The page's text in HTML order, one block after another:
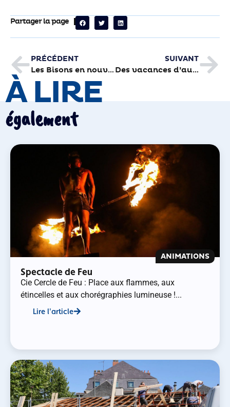
Partager la page
PRÉCÉDENT
Les Bisons en nouveau treillis
SUIVANT
Des vacances d’automne bien remplies à la Piscine
À LIRE
également
ANIMATIONS
Spectacle de Feu
Cie Cercle de Feu : Place aux flammes, aux
étincelles et aux chorégraphies lumineuse !...
Lire l'article